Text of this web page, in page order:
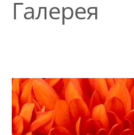
Галерея